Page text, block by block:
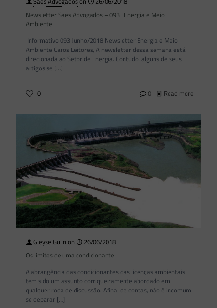
Newsletter Saes Advogados – 093 | Energia e Meio
Ambiente
Informativo 093 Junho/2018 Newsletter Energia e Meio
Ambiente Caros Leitores, A newsletter dessa semana está
direcionada ao Setor de Energia. Contudo, alguns de seus
artigos se […]
0 0 Read more
Gleyse Gulin on
26/06/2018
Os limites de uma condicionante
A abrangência das condicionantes das licenças ambientais
tem sido um assunto corriqueiramente abordado em
qualquer roda de discussão. Afinal de contas, não é incomum
se deparar […]